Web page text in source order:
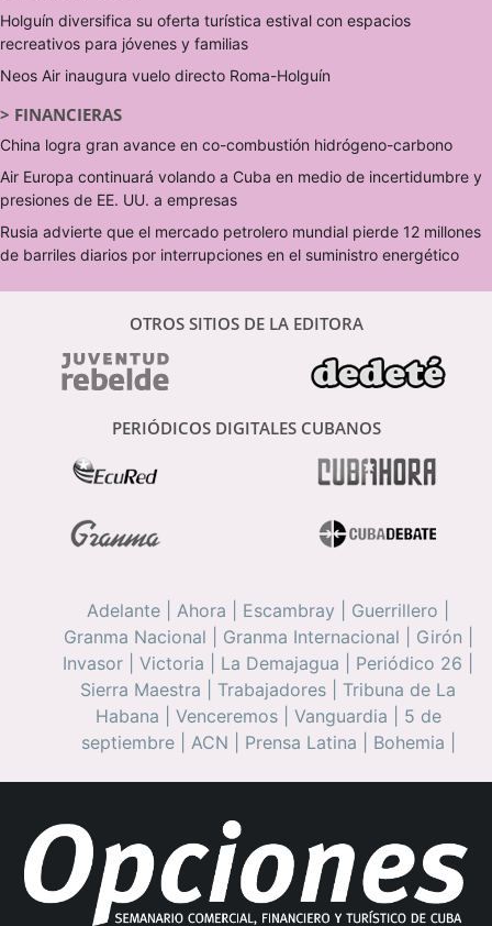
Holguín diversifica su oferta turística estival con espacios
recreativos para jóvenes y familias
Neos Air inaugura vuelo directo Roma-Holguín
> FINANCIERAS
China logra gran avance en co-combustión hidrógeno-carbono
Air Europa continuará volando a Cuba en medio de incertidumbre y
presiones de EE. UU. a empresas
Rusia advierte que el mercado petrolero mundial pierde 12 millones
de barriles diarios por interrupciones en el suministro energético
OTROS SITIOS DE LA EDITORA
PERIÓDICOS DIGITALES CUBANOS
Adelante Ahora Escambray Guerrillero
Granma Nacional
Granma Internacional Girón
Invasor
Victoria La Demajagua Periódico 26
Sierra Maestra
Trabajadores
Tribuna de La
Habana
Venceremos| Vanguardia
5 de
septiembre| ACN Prensa Latina Bohemia